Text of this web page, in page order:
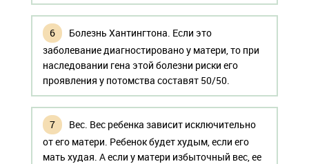
Болезнь Хантингтона. Если это
заболевание диагностировано у матери, то при
наследовании гена этой болезни риски его
проявления у потомства составят 50/50.
Вес. Вес ребенка зависит исключительно
от его матери. Ребенок будет худым, если его
мать худая. А если у матери избыточный вес, ее